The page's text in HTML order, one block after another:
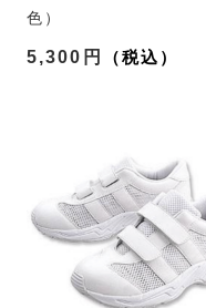
色）
5,300円